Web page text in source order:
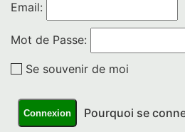
Email:
Mot de Passe:
Se souvenir de moi
Connexion Pourquoi se